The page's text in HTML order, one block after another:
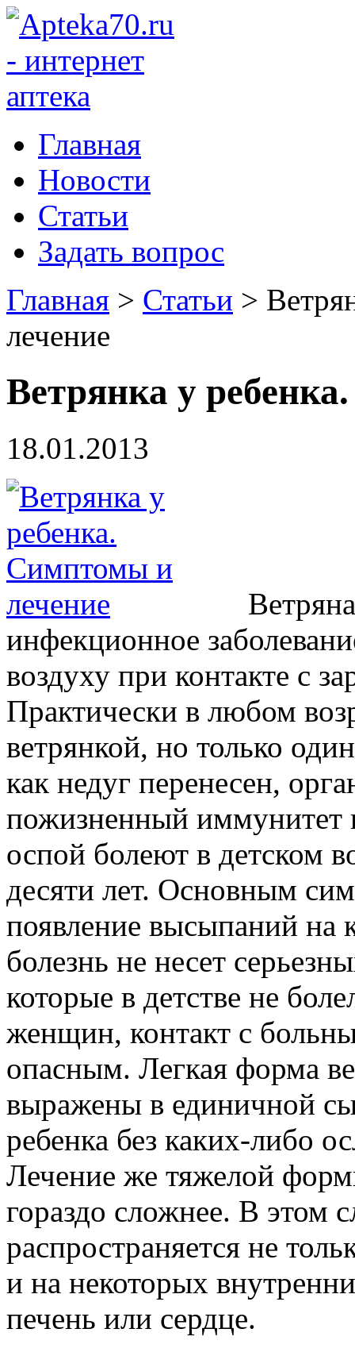
Главная
Новости
Статьи
Задать вопрос
Главная > Статьи >
лечение
Ветрянка у
18.01.2013
инфекционное
воздуху при контакте с
Практически в любом
ветрянкой, но только
как недуг перенесен,
пожизненный иммунитет
оспой болеют в детском
десяти лет. Основным
появление высыпаний на
болезнь не несет
которые в детстве не
женщин, контакт с
опасным. Легкая форма
выражены в единичной
ребенка без каких-либо
Лечение же тяжелой
гораздо сложнее. В этом
распространяется не
и на некоторых
печень или сердце.